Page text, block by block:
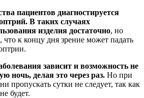
пациентов диагностируется
В таких случаях
изделия достаточно, но
что к концу дня зрение может падать
зависит и возможность не
ночь, делая это через раз. Но при
пропускать сутки не следует, так как
будет.